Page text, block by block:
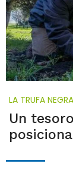
LA TRUFA NEGRA
Un